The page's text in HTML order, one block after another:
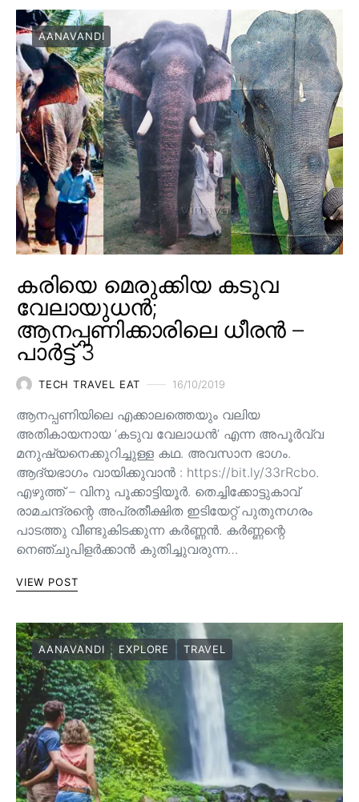
AANAVANDI
കരിയെ മെരുക്കിയ കടുവ
വേലായുധൻ;
ആനപ്പണിക്കാരിലെ ധീരൻ –
പാർട്ട് 3
TECH TRAVEL EAT 16/10/2019
ആനപ്പണിയിലെ എക്കാലത്തെയും വലിയ
അതികായനായ ‘കടുവ വേലാധൻ’ എന്ന അപൂർവ്വ
മനുഷ്യനെക്കുറിച്ചുള്ള കഥ. അവസാന ഭാഗം.
ആദ്യഭാഗം വായിക്കുവാൻ : https://bit.ly/33rRcbo.
എഴുത്ത് – വിനു പൂക്കാട്ടിയൂർ. തെച്ചിക്കോട്ടുകാവ്
രാമചന്ദ്രന്റെ അപ്രതീക്ഷിത ഇടിയേറ്റ് പുതുനഗരം
പാടത്തു വീണ്ടുകിടക്കുന്ന കർണ്ണൻ. കർണ്ണന്റെ
നെഞ്ചുപിളർക്കാൻ കുതിച്ചുവരുന്ന…
VIEW POST
AANAVANDI EXPLORE TRAVEL